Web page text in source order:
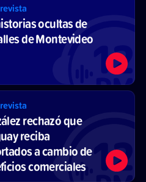
ocultas de
de Montevideo
rechazó que
reciba
a cambio de
comerciales